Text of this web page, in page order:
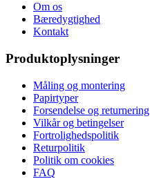
Om os
Bæredygtighed
Kontakt
Produktoplysninger
Måling og montering
Papirtyper
Forsendelse og returnering
Vilkår og betingelser
Fortrolighedspolitik
Returpolitik
Politik om cookies
FAQ